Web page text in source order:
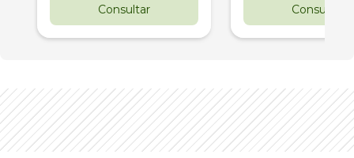
Consultar Consultar